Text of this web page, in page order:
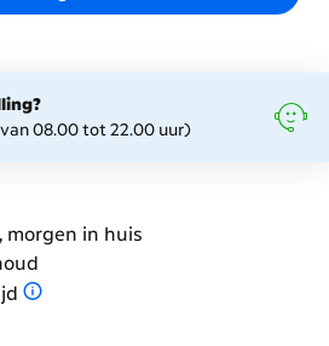
08.00 tot 22.00 uur)
morgen in huis